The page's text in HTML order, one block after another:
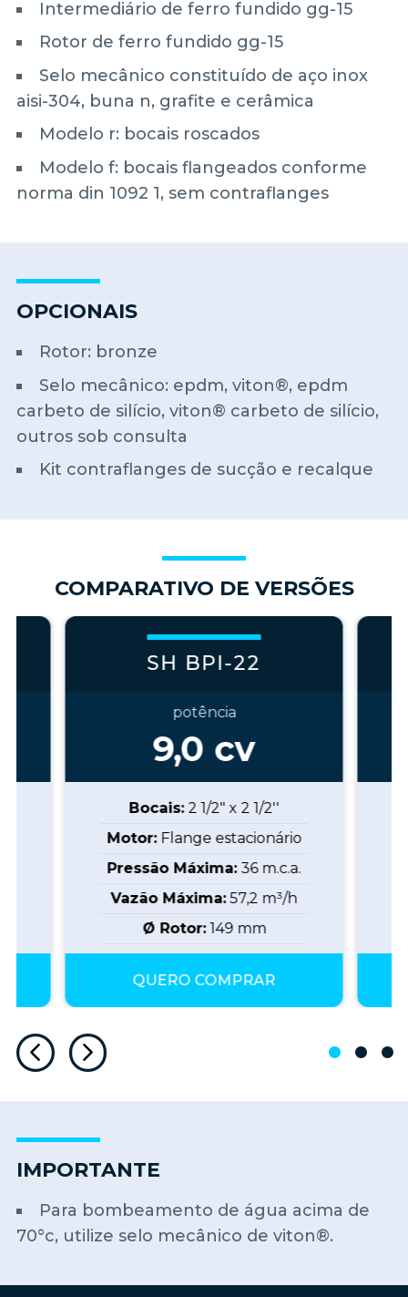
Intermediário de ferro fundido gg-15
Rotor de ferro fundido gg-15
Selo mecânico constituído de aço inox
aisi-304, buna n, grafite e cerâmica
Modelo r: bocais roscados
Modelo f: bocais flangeados conforme
norma din 1092 1, sem contraflanges
OPCIONAIS
Rotor: bronze
Selo mecânico: epdm, viton®, epdm
carbeto de silício, viton® carbeto de silício,
outros sob consulta
Kit contraflanges de sucção e recalque
COMPARATIVO DE VERSÕES
SH BPI-22
potência
9,0 cv
Bocais: 2 1/2" x 2 1/2''
Motor: Flange estacionário
Pressão Máxima: 36m.c.a.
Vazão Máxima: 57,2 m³/h
Ø Rotor: 149 mm
QUERO COMPRAR
IMPORTANTE
Para bombeamento de água acima de
70°c, utilize selo mecânico de viton®.